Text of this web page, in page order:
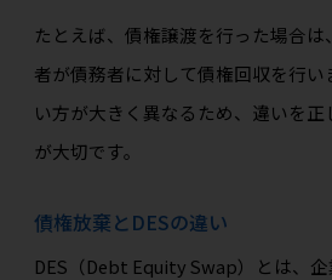
たとえば、債権譲渡を行った場合
者が債務者に対して債権回収を行
い方が大きく異なるため、違いを正
が大切です。
債権放棄とDESの違い
DES（Debt Equity Swap）とは、